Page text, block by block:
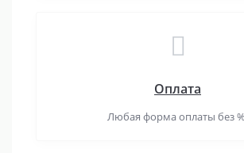
Оплата
Любая форма оплаты без